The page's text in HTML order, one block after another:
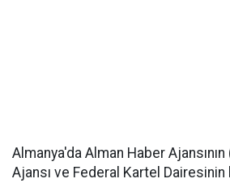
Almanya'da Alman Haber
Ajansı ve Federal Kartel